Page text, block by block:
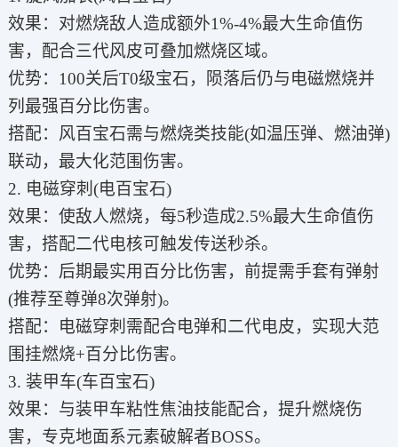
效果：对燃烧敌人造成额外1%-4%最大生命值伤
害，配合三代风皮可叠加燃烧区域。
优势：100关后T0级宝石，陨落后仍与电磁燃烧并
列最强百分比伤害。
搭配：风百宝石需与燃烧类技能(如温压弹、燃油弹)
联动，最大化范围伤害。
2. 电磁穿刺(电百宝石)
效果：使敌人燃烧，每5秒造成2.5%最大生命值伤
害，搭配二代电核可触发传送秒杀。
优势：后期最实用百分比伤害，前提需手套有弹射
(推荐至尊弹8次弹射)。
搭配：电磁穿刺需配合电弹和二代电皮，实现大范
围挂燃烧+百分比伤害。
3. 装甲车(车百宝石)
效果：与装甲车粘性焦油技能配合，提升燃烧伤
害，专克地面系元素破解者BOSS。